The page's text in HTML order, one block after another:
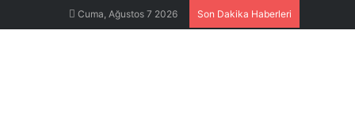
Cuma, Ağustos 7 2026 Son Dakika Haberleri